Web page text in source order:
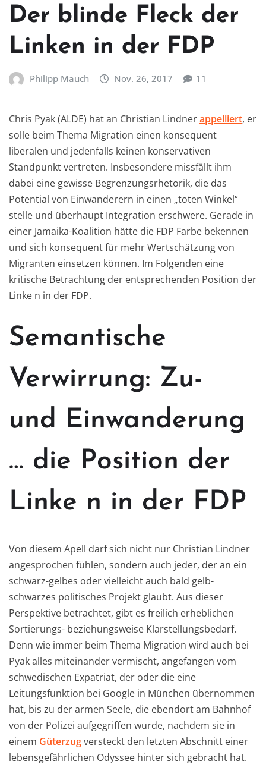
Der blinde Fleck der
Linken in der FDP
Philipp Mauch Nov. 26, 2017 11
Chris Pyak (ALDE) hat an Christian Lindnerappelliert, er
solle beim Thema Migration einen konsequent
liberalen und jedenfalls keinen konservativen
Standpunkt vertreten. Insbesondere missfällt ihm
dabei eine gewisse Begrenzungsrhetorik, die das
Potential von Einwanderern in einen „toten Winkel“
stelle und überhaupt Integration erschwere. Gerade in
einer Jamaika-Koalition hätte die FDP Farbe bekennen
und sich konsequent für mehr Wertschätzung von
Migranten einsetzen können. Im Folgenden eine
kritische Betrachtung der entsprechenden Position der
Linke n in der FDP.
Semantische
Verwirrung: Zu-
und Einwanderung
… die Position der
Linke n in der FDP
Von diesem Apell darf sich nicht nur Christian Lindner
angesprochen fühlen, sondern auch jeder, der an ein
schwarz-gelbes oder vielleicht auch bald gelb-
schwarzes politisches Projekt glaubt. Aus dieser
Perspektive betrachtet, gibt es freilich erheblichen
Sortierungs- beziehungsweise Klarstellungsbedarf.
Denn wie immer beim Thema Migration wird auch bei
Pyak alles miteinander vermischt, angefangen vom
schwedischen Expatriat, der oder die eine
Leitungsfunktion bei Google in München übernommen
hat, bis zu der armen Seele, die ebendort am Bahnhof
von der Polizei aufgegriffen wurde, nachdem sie in
einem Güterzugversteckt den letzten Abschnitt einer
lebensgefährlichen Odyssee hinter sich gebracht hat.